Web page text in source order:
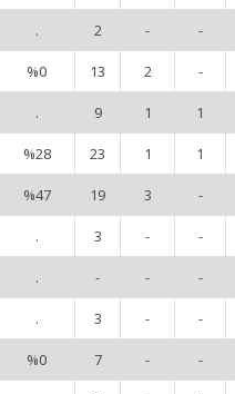
. 2 - -
%0 13 2 -
. 9 1 1
%28 23 1 1
%47 19 3 -
. 3 - -
. - - -
. 3 - -
%0 7 - -